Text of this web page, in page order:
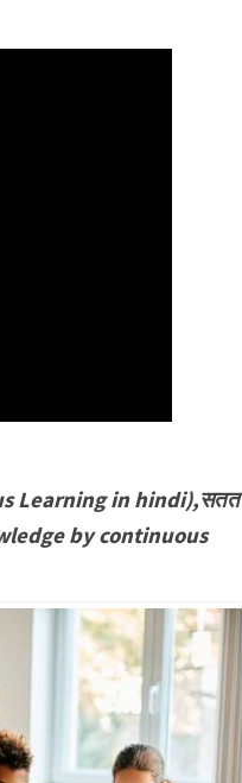
Learning in hindi),सतत
by continuous